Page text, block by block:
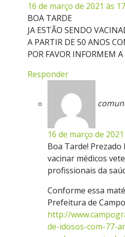
16 de março de 2021 às
BOA TARDE
JA ESTÃO SENDO
A PARTIR DE 50 ANOS
POR FAVOR INFORMEM A
Responder
16 de março de
Boa Tarde!
vacinar médicos
profissionais da
Conforme essa
Prefeitura de
http://
de-idosos-com-77-